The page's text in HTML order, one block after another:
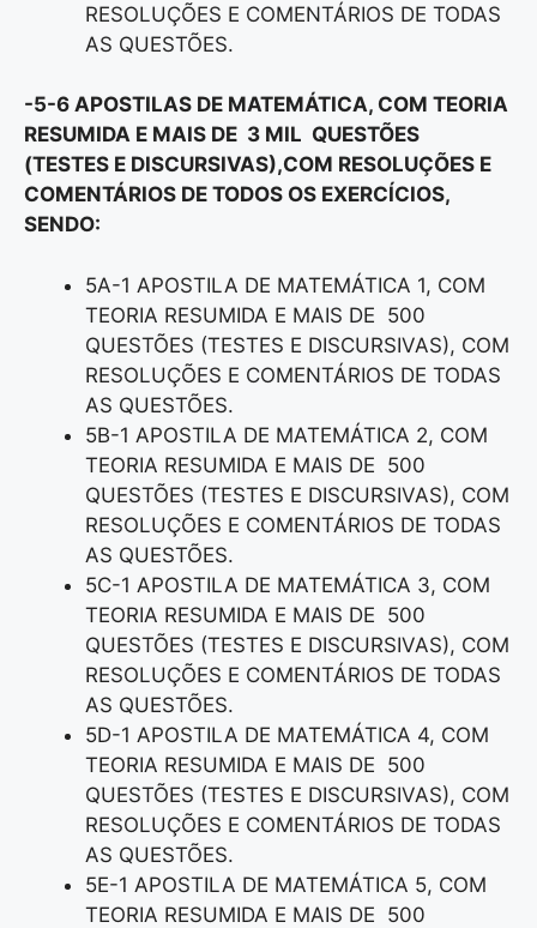
RESOLUÇÕES E COMENTÁRIOS DE TODAS
AS QUESTÕES.
-5-6 APOSTILAS DE MATEMÁTICA, COM TEORIA
RESUMIDA E MAIS DE 3 MIL QUESTÕES
(TESTES E DISCURSIVAS),COM RESOLUÇÕES E
COMENTÁRIOS DE TODOS OS EXERCÍCIOS,
SENDO:
5A-1 APOSTILA DE MATEMÁTICA 1, COM
TEORIA RESUMIDA E MAIS DE 500
QUESTÕES (TESTES E DISCURSIVAS), COM
RESOLUÇÕES E COMENTÁRIOS DE TODAS
AS QUESTÕES.
5B-1 APOSTILA DE MATEMÁTICA 2, COM
TEORIA RESUMIDA E MAIS DE 500
QUESTÕES (TESTES E DISCURSIVAS), COM
RESOLUÇÕES E COMENTÁRIOS DE TODAS
AS QUESTÕES.
5C-1 APOSTILA DE MATEMÁTICA 3, COM
TEORIA RESUMIDA E MAIS DE 500
QUESTÕES (TESTES E DISCURSIVAS), COM
RESOLUÇÕES E COMENTÁRIOS DE TODAS
AS QUESTÕES.
5D-1 APOSTILA DE MATEMÁTICA 4, COM
TEORIA RESUMIDA E MAIS DE 500
QUESTÕES (TESTES E DISCURSIVAS), COM
RESOLUÇÕES E COMENTÁRIOS DE TODAS
AS QUESTÕES.
5E-1 APOSTILA DE MATEMÁTICA 5, COM
TEORIA RESUMIDA E MAIS DE 500